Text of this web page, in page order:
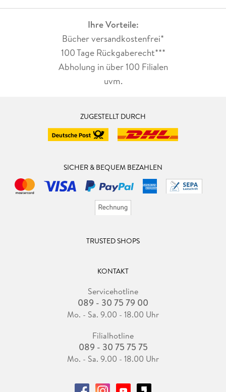
Ihre Vorteile:
Bücher versandkostenfrei*
100 Tage Rückgaberecht***
Abholung in über 100 Filialen
uvm.
ZUGESTELLT DURCH
SICHER & BEQUEM BEZAHLEN
TRUSTED SHOPS
KONTAKT
Servicehotline
089 - 30 75 79 00
Mo. - Sa. 9.00 - 18.00 Uhr
Filialhotline
089 - 30 75 75 75
Mo. - Sa. 9.00 - 18.00 Uhr